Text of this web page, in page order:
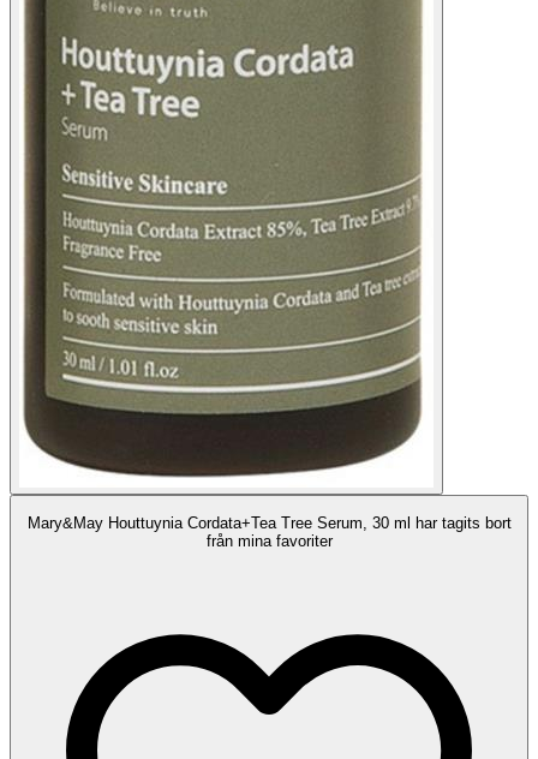
Mary&May Houttuynia Cordata+Tea Tree Serum, 30 ml har tagits bort
från mina favoriter